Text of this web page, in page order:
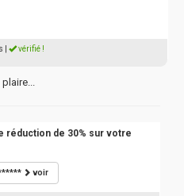
vérifié !
réduction de 30% sur votre
voir